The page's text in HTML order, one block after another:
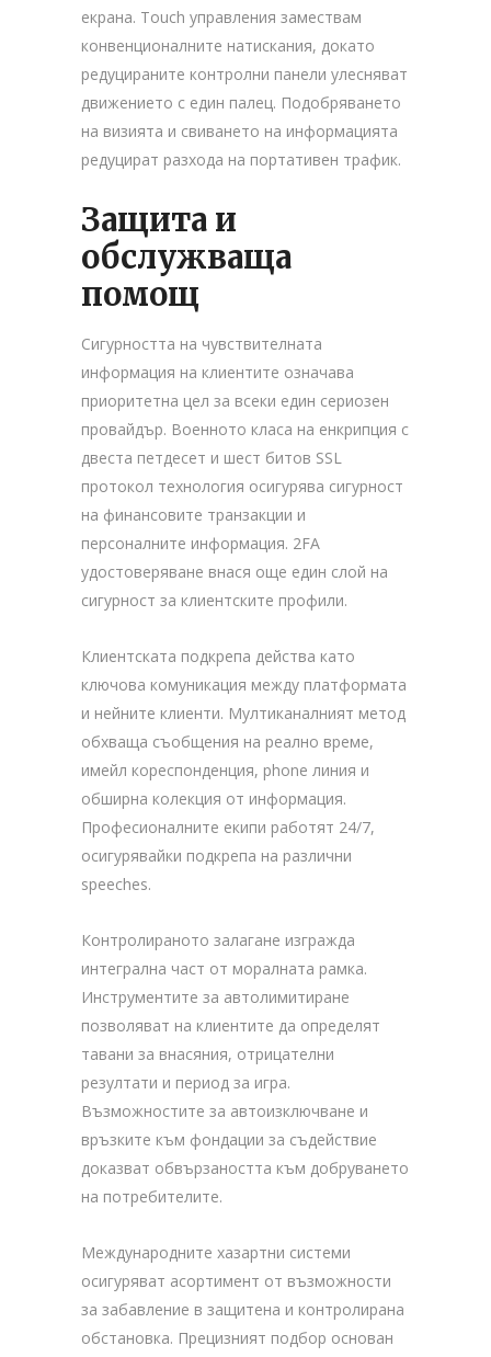
екрана. Touch управления замествам
конвенционалните натискания, докато
редуцираните контролни панели улесняват
движението с един палец. Подобряването
на визията и свиването на информацията
редуцират разхода на портативен трафик.
Защита и
обслужваща
помощ
Сигурността на чувствителната
информация на клиентите означава
приоритетна цел за всеки един сериозен
провайдър. Военното класа на енкрипция с
двеста петдесет и шест битов SSL
протокол технология осигурява сигурност
на финансовите транзакции и
персоналните информация. 2FA
удостоверяване внася още един слой на
сигурност за клиентските профили.
Клиентската подкрепа действа като
ключова комуникация между платформата
и нейните клиенти. Мултиканалният метод
обхваща съобщения на реално време,
имейл кореспонденция, phone линия и
обширна колекция от информация.
Професионалните екипи работят 24/7,
осигурявайки подкрепа на различни
speeches.
Контролираното залагане изгражда
интегрална част от моралната рамка.
Инструментите за автолимитиране
позволяват на клиентите да определят
тавани за внасяния, отрицателни
резултати и период за игра.
Възможностите за автоизключване и
връзките към фондации за съдействие
доказват обвързаността към добруването
на потребителите.
Международните хазартни системи
осигуряват асортимент от възможности
за забавление в защитена и контролирана
обстановка. Прецизният подбор основан